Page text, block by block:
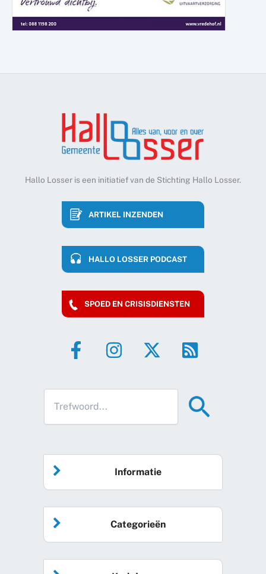
Hallo Losser is een initiatief van de Stichting Hallo Losser.
ARTIKEL INZENDEN
HALLO LOSSER PODCAST
SPOED EN CRISISDIENSTEN
Informatie
Home
Agenda
Categorieën
Algemeen nieuws